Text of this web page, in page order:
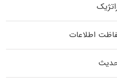
اطلاعات